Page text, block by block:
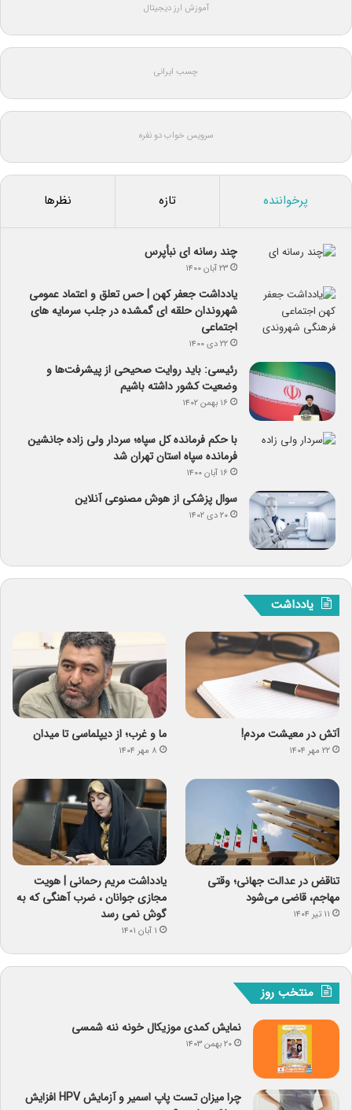
آموزش ارز دیجیتال
چسب ایرانی
سرویس خواب دو نفره
پرخواننده تازه نظرها
چند رسانه ای نبأپرس
۲۳ آبان ۱۴۰۰
یادداشت جعفر کهن | حس تعلق و اعتماد عمومی
شهروندان حلقه ای گمشده در جلب سرمایه های
اجتماعی
۲۲ دی ۱۴۰۰
رئیسی: باید روایت صحیحی از پیشرفت‌ها و
وضعیت کشور داشته باشیم
۱۶ بهمن ۱۴۰۲
با حکم فرمانده کل سپاه؛ سردار ولی زاده جانشین
فرمانده سپاه استان تهران شد
۱۶ آبان ۱۴۰۰
سوال پزشکی از هوش مصنوعی آنلاین
۲۰ دی ۱۴۰۲
یادداشت
آتش در معیشت مردم!
۲۲ مهر ۱۴۰۴
ما و غرب؛ از دیپلماسی تا میدان
۸ مهر ۱۴۰۴
تناقض در عدالت جهانی؛ وقتی
مهاجم، قاضی می‌شود
۱۱ تیر ۱۴۰۴
یادداشت مریم رحمانی | هویت
مجازی جوانان ، ضرب آهنگی که به
گوش نمی رسد
۱ آبان ۱۴۰۱
منتخب روز
نمایش کمدی موزیکال خونه ننه شمسی
۲۰ بهمن ۱۴۰۳
چرا میزان تست پاپ اسمیر و آزمایش HPV افزایش